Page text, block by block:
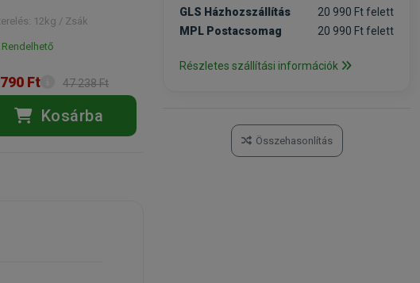
12kg / Zsák
Rendelhető
Ft 47 238 Ft
Kosárba
GLS Házhozszállítás
20 990 Ft felett
MPL Postacsomag
20 990 Ft felett
Részletes szállítási információk
Összehasonlítás